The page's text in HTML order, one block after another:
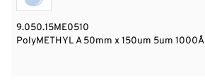
9.050.15ME0510
PolyMETHYL A 50mm x 150um 5um 1000Å